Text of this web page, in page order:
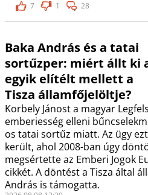
7
1 28
Baka András és a tatai
sortűzper: miért állt ki
egyik elítélt mellett a
Tisza államfőjelöltje?
Korbely Jánost a magyar
emberiesség elleni
os tatai sortűz miatt. Az ügy
került, ahol 2008-ban úgy
megsértette az Emberi Jogok
cikkét. A döntést a Tisza által
András is támogatta.